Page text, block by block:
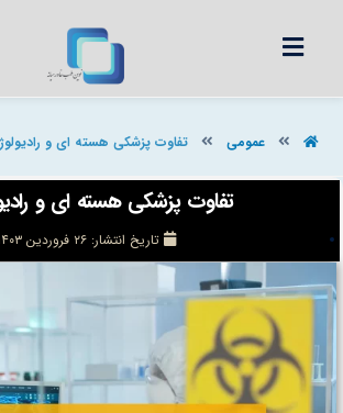
عمومی تفاوت پزشکی هسته ای و
تفاوت پزشکی هسته ای و
تاریخ انتشار: ۲۶ فروردین ۱۴۰۳